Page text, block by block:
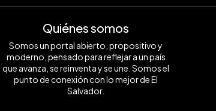
Quiénes somos
Somos un portal abierto, propositivo y
moderno, pensado para reflejar a un país
que avanza, se reinventa y se une. Somos el
punto de conexión con lo mejor de El
Salvador.